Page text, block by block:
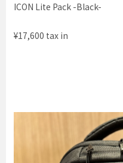
ICON Lite Pack -Black-
¥17,600 tax in